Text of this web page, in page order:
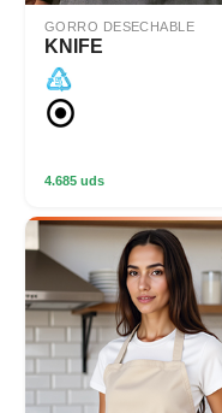
GORRO DESECHABLE
KNIFE
4.685 uds